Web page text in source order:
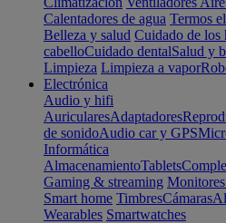
Calentadores de agua Termos
Belleza y salud Cuidado de los
cabelloCuidado dentalSalud y
Limpieza Limpieza a vapor
Electrónica
Audio y hifi
AuricularesAdaptadores
de sonidoAudio car y GPS
Informática
AlmacenamientoTablets
Gaming & streaming
Smart home TimbresCámaras
Wearables Smartwatches